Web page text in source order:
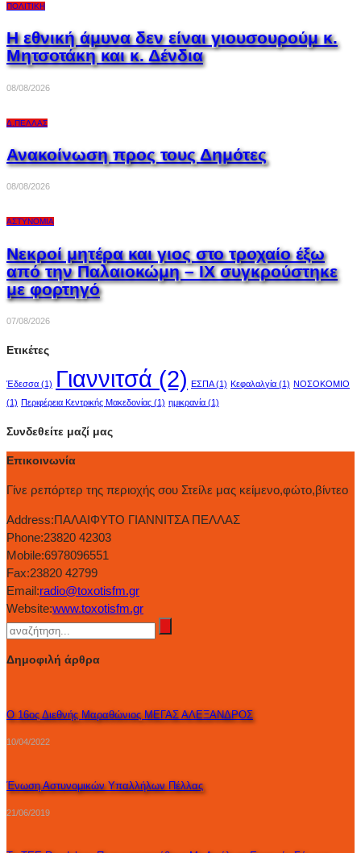
ΠΟΛΙΤΙΚΉ
Η εθνική άμυνα δεν είναι γιουσουρούμ κ.
Μητσοτάκη και κ. Δένδια
08/08/2026
Δ.ΠΈΛΛΑΣ
Ανακοίνωση προς τους Δημότες
08/08/2026
ΑΣΤΥΝΟΜΊΑ
Νεκροί μητέρα και γιος στο τροχαίο έξω
από την Παλαιοκώμη – ΙΧ συγκρούστηκε
με φορτηγό
07/08/2026
Ετικέτες
Έδεσσα (1) Γιαννιτσά (2) ΕΣΠΑ(1) Κεφαλαλγία (1) ΝΟΣΟΚΟΜΙΟ
(1) Περιφέρεια Κεντρικής Μακεδονίας (1) ημικρανία (1)
Συνδεθείτε μαζί μας
Επικοινωνία
Γίνε ρεπόρτερ της περιοχής σου Στείλε μας κείμενο,φώτο,βίντεο
Address:ΠΑΛΑΙΦΥΤΟ ΓΙΑΝΝΙΤΣΑ ΠΕΛΛΑΣ
Phone:23820 42303
Mobile:6978096551
Fax:23820 42799
Email:radio@toxotisfm.gr
Website:www.toxotisfm.gr
Δημοφιλή άρθρα
Ο 16ος Διεθνής Μαραθώνιος ΜΕΓΑΣ ΑΛΕΞΑΝΔΡΟΣ
10/04/2022
Ένωση Αστυνομικών Υπαλλήλων Πέλλας
21/06/2019